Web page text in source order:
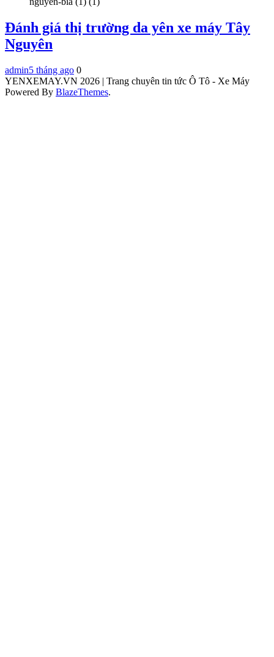
Đánh giá thị trường da yên xe máy Tây
Nguyên
admin5 tháng ago 0
YENXEMAY.VN 2026 | Trang chuyên tin tức Ô Tô - Xe Máy
Powered By BlazeThemes.